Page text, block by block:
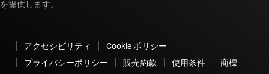
を提供します。
アクセシビリティ
Cookie ポリシー
プライバシーポリシー
販売約款 使用条件
商標